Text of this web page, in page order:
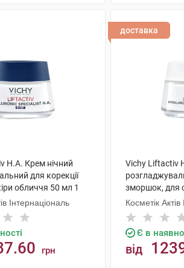
H.A. Крем нічний
для корекції
обличчя 50 мл 1
Інтернаціональ
грн
доставка
Vichy Liftactiv
зморшок, для
50 мл 1 банка
Косметік
Є в
від